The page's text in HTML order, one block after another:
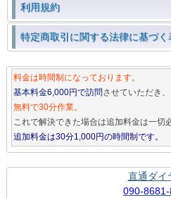
利用規約
特定商取引に関する法律に基づく
料金は時間制になっております。
基本料金6,000円で訪問させていただき、
無料で30分作業。
これで解決できた場合は追加料金は一切
追加料金は30分1,000円の時間制です。
直通ダイ
090-